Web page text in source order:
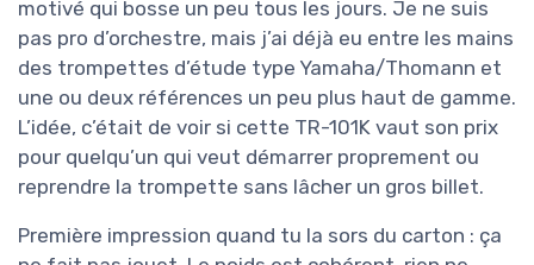
motivé qui bosse un peu tous les jours. Je ne suis
pas pro d’orchestre, mais j’ai déjà eu entre les mains
des trompettes d’étude type Yamaha/Thomann et
une ou deux références un peu plus haut de gamme.
L’idée, c’était de voir si cette TR-101K vaut son prix
pour quelqu’un qui veut démarrer proprement ou
reprendre la trompette sans lâcher un gros billet.
Première impression quand tu la sors du carton : ça